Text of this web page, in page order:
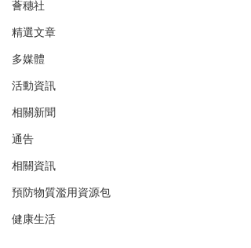
薈穗社
精選文章
多媒體
活動資訊
相關新聞
通告
相關資訊
預防物質濫用資源包
健康生活